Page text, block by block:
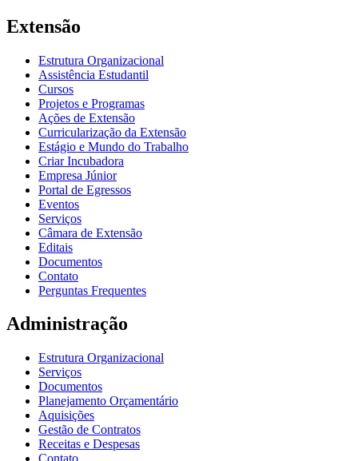
Extensão
Estrutura Organizacional
Assistência Estudantil
Cursos
Projetos e Programas
Ações de Extensão
Curricularização da Extensão
Estágio e Mundo do Trabalho
Criar Incubadora
Empresa Júnior
Portal de Egressos
Eventos
Serviços
Câmara de Extensão
Editais
Documentos
Contato
Perguntas Frequentes
Administração
Estrutura Organizacional
Serviços
Documentos
Planejamento Orçamentário
Aquisições
Gestão de Contratos
Receitas e Despesas